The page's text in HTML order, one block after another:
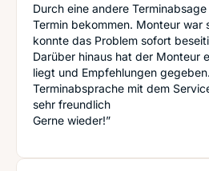
Durch eine andere
Termin bekommen. Monteur war
konnte das Problem sofort
Darüber hinaus hat der Monteur
liegt und Empfehlungen
Terminabsprache mit dem
sehr freundlich
Gerne wieder!”